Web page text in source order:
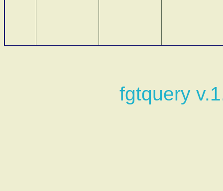
fgtquery